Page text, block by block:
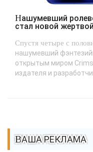
Нашумевший ролевой боевик Crimson Desert
стал новой
Спустя четыре с
нашумевший
открытым миром
издателя и
ВАША РЕКЛАМА